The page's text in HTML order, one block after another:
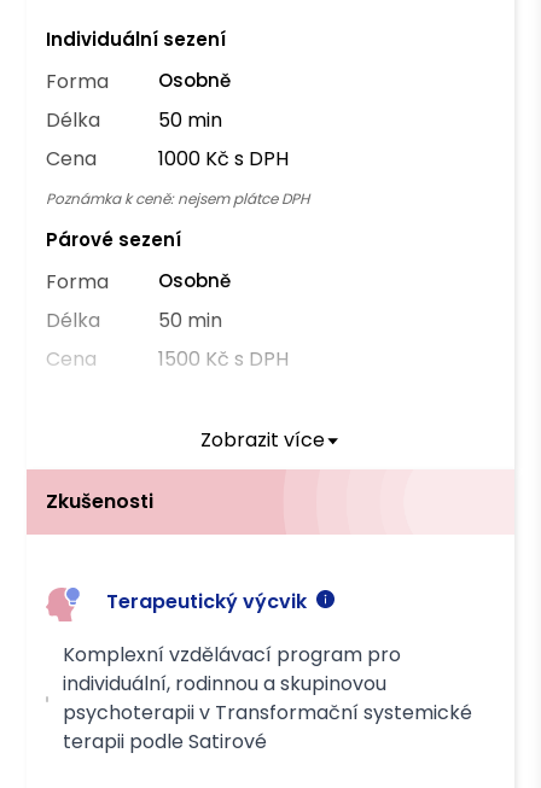
Individuální sezení
Forma Osobně
Délka
50 min
Cena
1000 Kč s DPH
Poznámka k ceně:nejsem plátce DPH
Párové sezení
Forma Osobně
Délka
50 min
Cena
1500 Kč s DPH
Můžete čerpat příspěvek těchto pojišťoven
Hotově Převodem
Zobrazit více
Zkušenosti
Terapeutický výcvik
Komplexní vzdělávací program pro
individuální, rodinnou a skupinovou
psychoterapii v Transformační systemické
terapii podle Satirové